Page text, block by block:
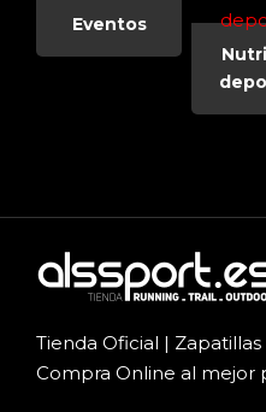
Eventos
Tienda Oficial |
Compra Online al mejor